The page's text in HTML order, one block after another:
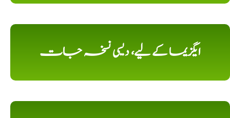
ایگزیما کے لیے، دیسی نسخہ جات